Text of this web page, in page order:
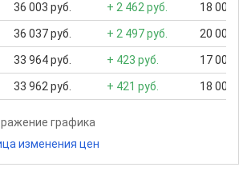
36 003 руб. + 2 462 руб. 18 000
36 037 руб. + 2 497 руб. 20 000
33 964 руб. + 423 руб. 17 000
33 962 руб. + 421 руб. 18 000
графика
изменения цен